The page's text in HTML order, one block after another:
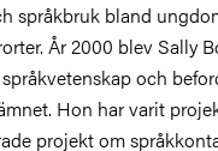
språkbruk bland
År 2000 blev Sally
och
Hon har varit
projekt om